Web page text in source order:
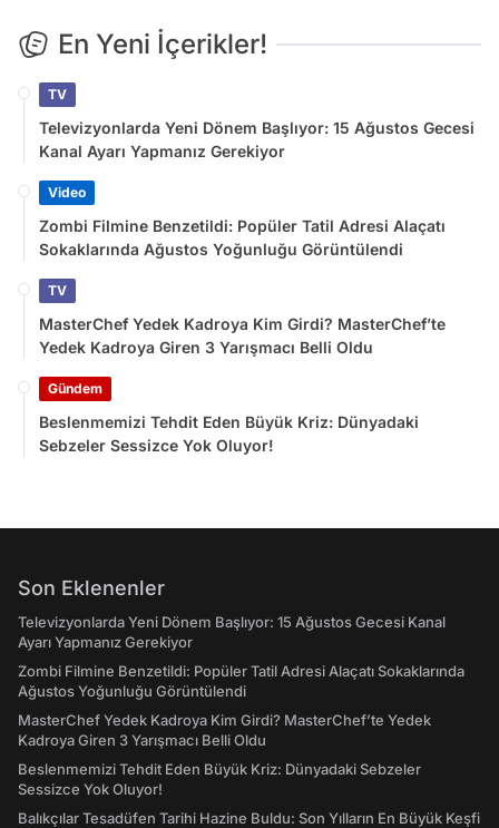
En Yeni İçerikler!
TV
Televizyonlarda Yeni Dönem Başlıyor: 15 Ağustos Gecesi
Kanal Ayarı Yapmanız Gerekiyor
Video
Zombi Filmine Benzetildi: Popüler Tatil Adresi Alaçatı
Sokaklarında Ağustos Yoğunluğu Görüntülendi
TV
MasterChef Yedek Kadroya Kim Girdi? MasterChef’te
Yedek Kadroya Giren 3 Yarışmacı Belli Oldu
Gündem
Beslenmemizi Tehdit Eden Büyük Kriz: Dünyadaki
Sebzeler Sessizce Yok Oluyor!
Son Eklenenler
Televizyonlarda Yeni Dönem Başlıyor: 15 Ağustos Gecesi Kanal
Ayarı Yapmanız Gerekiyor
Zombi Filmine Benzetildi: Popüler Tatil Adresi Alaçatı Sokaklarında
Ağustos Yoğunluğu Görüntülendi
MasterChef Yedek Kadroya Kim Girdi? MasterChef’te Yedek
Kadroya Giren 3 Yarışmacı Belli Oldu
Beslenmemizi Tehdit Eden Büyük Kriz: Dünyadaki Sebzeler
Sessizce Yok Oluyor!
Balıkçılar Tesadüfen Tarihi Hazine Buldu: Son Yılların En Büyük Keşfi